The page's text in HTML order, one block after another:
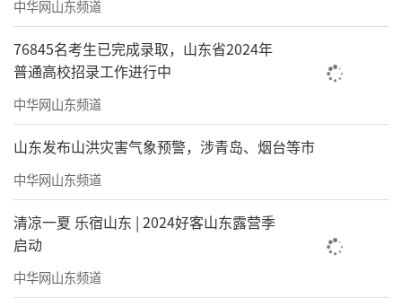
中华网山东频道
76845名考生已完成录取，山东省2024年
普通高校招录工作进行中
中华网山东频道
山东发布山洪灾害气象预警，涉青岛、烟台等市
中华网山东频道
清凉一夏 乐宿山东 | 2024好客山东露营季
启动
中华网山东频道